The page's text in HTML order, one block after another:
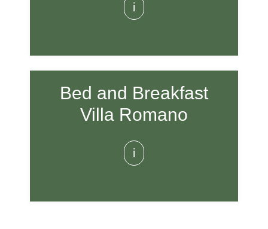
i
Bed and Breakfast
Villa Romano
i